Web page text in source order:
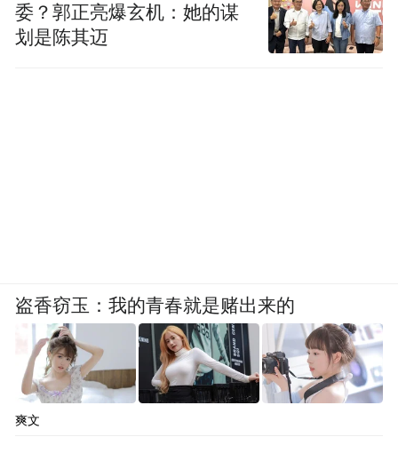
委？郭正亮爆玄机：她的谋
划是陈其迈
盗香窃玉：我的青春就是赌出来的
爽文